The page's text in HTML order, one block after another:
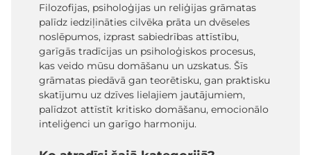
Filozofijas, psiholoģijas un reliģijas grāmatas
palīdz iedziļināties cilvēka prāta un dvēseles
noslēpumos, izprast sabiedrības attīstību,
garīgās tradīcijas un psiholoģiskos procesus,
kas veido mūsu domāšanu un uzskatus. Šīs
grāmatas piedāvā gan teorētisku, gan praktisku
skatījumu uz dzīves lielajiem jautājumiem,
palīdzot attīstīt kritisko domāšanu, emocionālo
inteliģenci un garīgo harmoniju.